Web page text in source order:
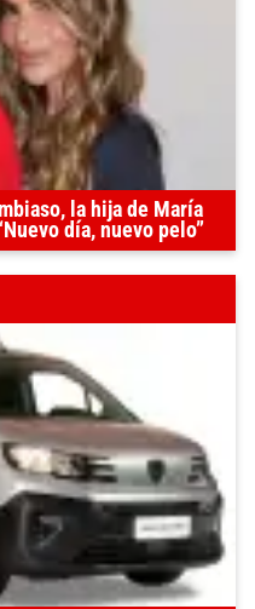
la hija de María
día, nuevo pelo”